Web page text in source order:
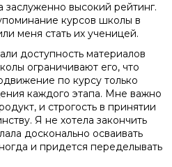
высокий рейтинг.
курсов школы в
меня стать их ученицей.
доступность материалов
ограничивают его, что
по курсу только
каждого этапа. Мне важно
и строгость в принятии
Я не хотела закончить
досконально осваивать
и придется переделывать
3.0"
*